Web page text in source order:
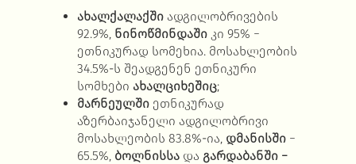
ახალქალაქშიადგილობრივების
92.9%, ნინოწმინდაშიკი 95% −
ეთნიკურად სომეხია. მოსახლეობის
34.5%-ს შეადგენენ ეთნიკური
სომხები ახალციხეშიც;
მარნეულშიეთნიკურად
აზერბაიჯანელი ადგილობრივი
მოსახლეობის 83.8%-ია, დმანისში−
65.5%, ბოლნისსადა გარდაბანში −